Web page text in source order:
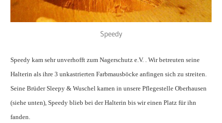
Speedy
Speedy kam sehr unverhofft zum Nagerschutz e.V. . Wir betreuten seine
Halterin als ihre 3 unkastrierten Farbmausböcke anfingen sich zu streiten.
Seine Brüder Sleepy & Wuschel kamen in unsere Pflegestelle Oberhausen
(siehe unten), Speedy blieb bei der Halterin bis wir einen Platz für ihn
fanden.